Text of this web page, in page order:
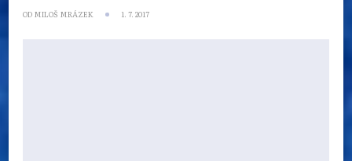
OD MILOŠ MRÁZEK 1. 7. 2017